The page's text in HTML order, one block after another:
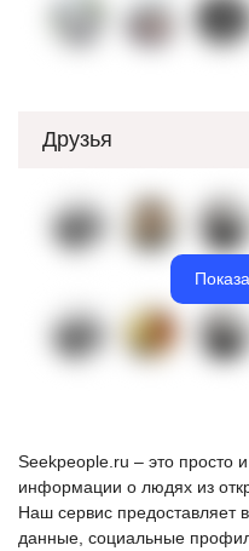
Друзья
Seekpeople.ru – это просто
информации о людях из
Наш сервис предоставляет
данные, социальные